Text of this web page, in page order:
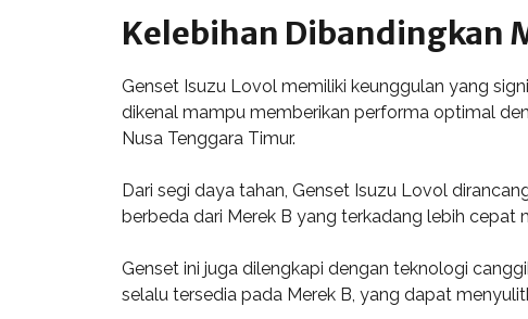
Kelebihan Dibandingkan
Genset Isuzu Lovol memiliki keunggulan yang
dikenal mampu memberikan performa optimal
Nusa Tenggara Timur.
Dari segi daya tahan, Genset Isuzu Lovol
berbeda dari Merek B yang terkadang lebih cepat
Genset ini juga dilengkapi dengan teknologi
selalu tersedia pada Merek B, yang dapat